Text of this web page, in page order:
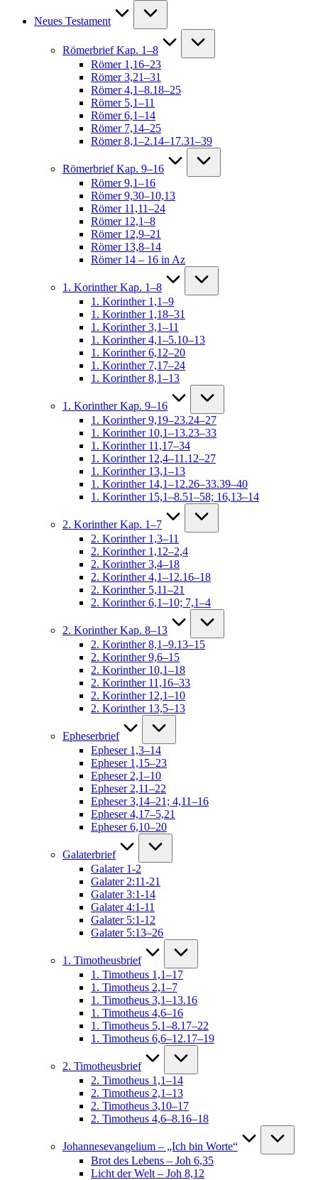
Neues Testament
Römerbrief Kap. 1–8
Römer 1,16–23
Römer 3,21–31
Römer 4,1–8.18–25
Römer 5,1–11
Römer 6,1–14
Römer 7,14–25
Römer 8,1–2.14–17.31–39
Römerbrief Kap. 9–16
Römer 9,1–16
Römer 9,30–10,13
Römer 11,11–24
Römer 12,1–8
Römer 12,9–21
Römer 13,8–14
Römer 14 – 16 in Az
1. Korinther Kap. 1–8
1. Korinther 1,1–9
1. Korinther 1,18–31
1. Korinther 3,1–11
1. Korinther 4,1–5.10–13
1. Korinther 6,12–20
1. Korinther 7,17–24
1. Korinther 8,1–13
1. Korinther Kap. 9–16
1. Korinther 9,19–23.24–27
1. Korinther 10,1–13.23–33
1. Korinther 11,17–34
1. Korinther 12,4–11.12–27
1. Korinther 13,1–13
1. Korinther 14,1–12.26–33.39–40
1. Korinther 15,1–8.51–58; 16,13–14
2. Korinther Kap. 1–7
2. Korinther 1,3–11
2. Korinther 1,12–2,4
2. Korinther 3,4–18
2. Korinther 4,1–12.16–18
2. Korinther 5,11–21
2. Korinther 6,1–10; 7,1–4
2. Korinther Kap. 8–13
2. Korinther 8,1–9.13–15
2. Korinther 9,6–15
2. Korinther 10,1–18
2. Korinther 11,16–33
2. Korinther 12,1–10
2. Korinther 13,5–13
Epheserbrief
Epheser 1,3–14
Epheser 1,15–23
Epheser 2,1–10
Epheser 2,11–22
Epheser 3,14–21; 4,11–16
Epheser 4,17–5,21
Epheser 6,10–20
Galaterbrief
Galater 1-2
Galater 2:11-21
Galater 3:1-14
Galater 4:1-11
Galater 5:1-12
Galater 5:13–26
1. Timotheusbrief
1. Timotheus 1,1–17
1. Timotheus 2,1–7
1. Timotheus 3,1–13.16
1. Timotheus 4,6–16
1. Timotheus 5,1–8.17–22
1. Timotheus 6,6–12.17–19
2. Timotheusbrief
2. Timotheus 1,1–14
2. Timotheus 2,1–13
2. Timotheus 3,10–17
2. Timotheus 4,6–8.16–18
Johannesevangelium – „Ich bin Worte“
Brot des Lebens – Joh 6,35
Licht der Welt – Joh 8,12